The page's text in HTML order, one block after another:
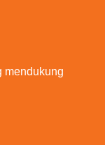
mendukung